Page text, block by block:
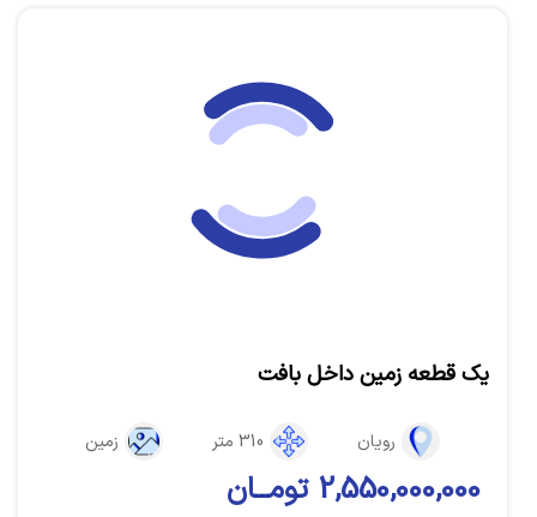
یک قطعه زمین داخل بافت
رویان 310 متر زمین
2,550,000,000 تومــان